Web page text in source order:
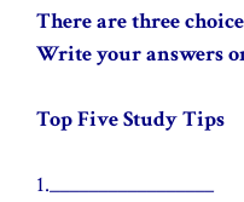
There are three
Write your answers
Top Five Study Tips
1._________________